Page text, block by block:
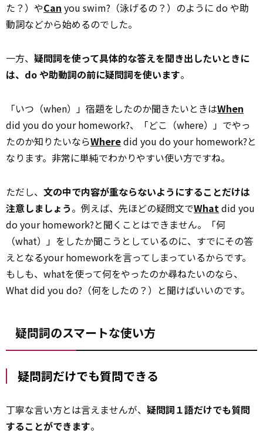
た？）やCan you swim?（泳げるの？）のように do や助
動詞などから始めるのでした。
一方、 疑問詞を使って具体的な答えを聞き出したいときに
は、do や助動詞の前に疑問詞を使います。
「いつ（when）」宿題をしたのか聞きたいときはWhen
did you do your homework?、「どこ（where）」でやっ
たのか知りたいならWheredid you do your homework?と
なります。非常に単純でわかりやすい使い方ですね。
ただし、 文の中で内容が重ならないようにすることだけは
注意しましょう。例えば、先ほどの疑問文でWhatdid you
do your homework?と聞くことはできません。「何
（what）」をしたか聞こうとしているのに、すでにその答
えとなるyour homeworkを言ってしまっているからです。
もしも、whatを使って何をやったのか尋ねたいのなら、
What did you do?（何をしたの？）と聞けばいいのです。
疑問詞のスマートな使い方
疑問詞だけでも質問できる
丁寧な言い方とは言えませんが、 疑問詞１語だけでも質問
することができます。